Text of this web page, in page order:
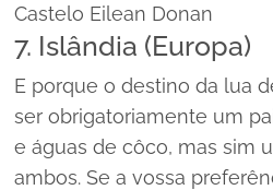
Castelo Eilean Donan
7. Islândia (Europa)
E porque o destino da lua
ser obrigatoriamente um
e águas de côco, mas sim
ambos. Se a vossa